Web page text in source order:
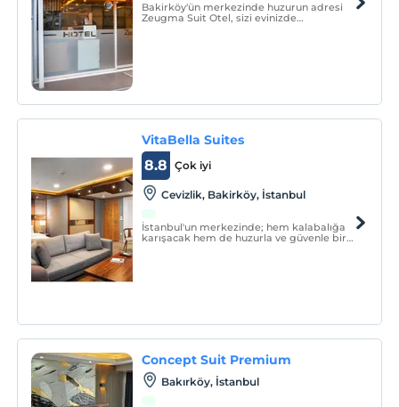
Bakirköy'ün merkezinde huzurun adresi
Zeugma Suit Otel, sizi evinizde
VitaBella Suites
Çok iyi
8.8
Cevizlik, Bakirköy, İstanbul
İstanbul'un merkezinde; hem kalabalığa
karışacak hem de huzurla ve güvenle bir
Concept Suit Premium
Bakırköy, İstanbul